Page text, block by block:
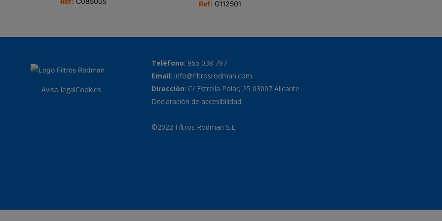
Ref: G112501
Aviso legalCookies
Teléfono: 965 038 797
Email: info@filtrosrodman.com
Dirección: C/ Estrella Polar, 25 03007 Alicante
Declaración de accesibilidad
©2022 Filtros Rodman S.L.